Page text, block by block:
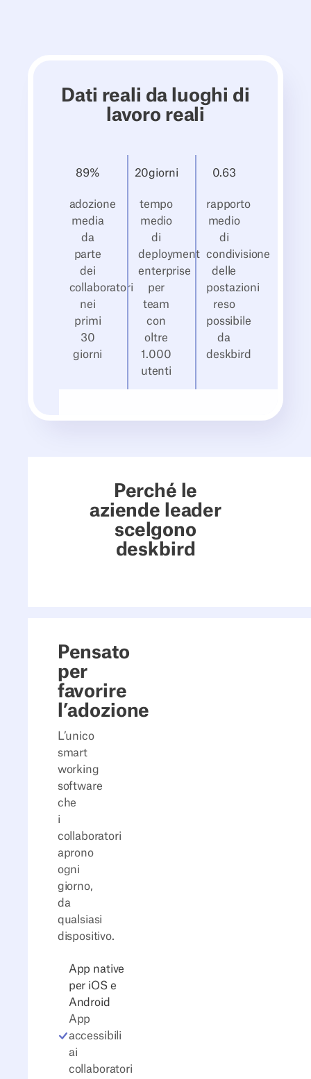
Dati reali da luoghi di
lavoro reali
89%
adozione
media
da
parte
dei
collaboratori
nei
primi
30
giorni
20‍giorni
tempo
medio
di
deployment
enterprise
per
team
con
oltre
1.000
utenti
0.63
rapporto
medio
di
condivisione
delle
postazioni
reso
possibile
da
deskbird
Perché le
aziende leader
scelgono
deskbird
Pensato
per
favorire
l’adozione
L’unico
smart
working
software
che
i
collaboratori
aprono
ogni
giorno,
da
qualsiasi
dispositivo.
App native
per iOS e
Android
App
accessibili
ai
collaboratori